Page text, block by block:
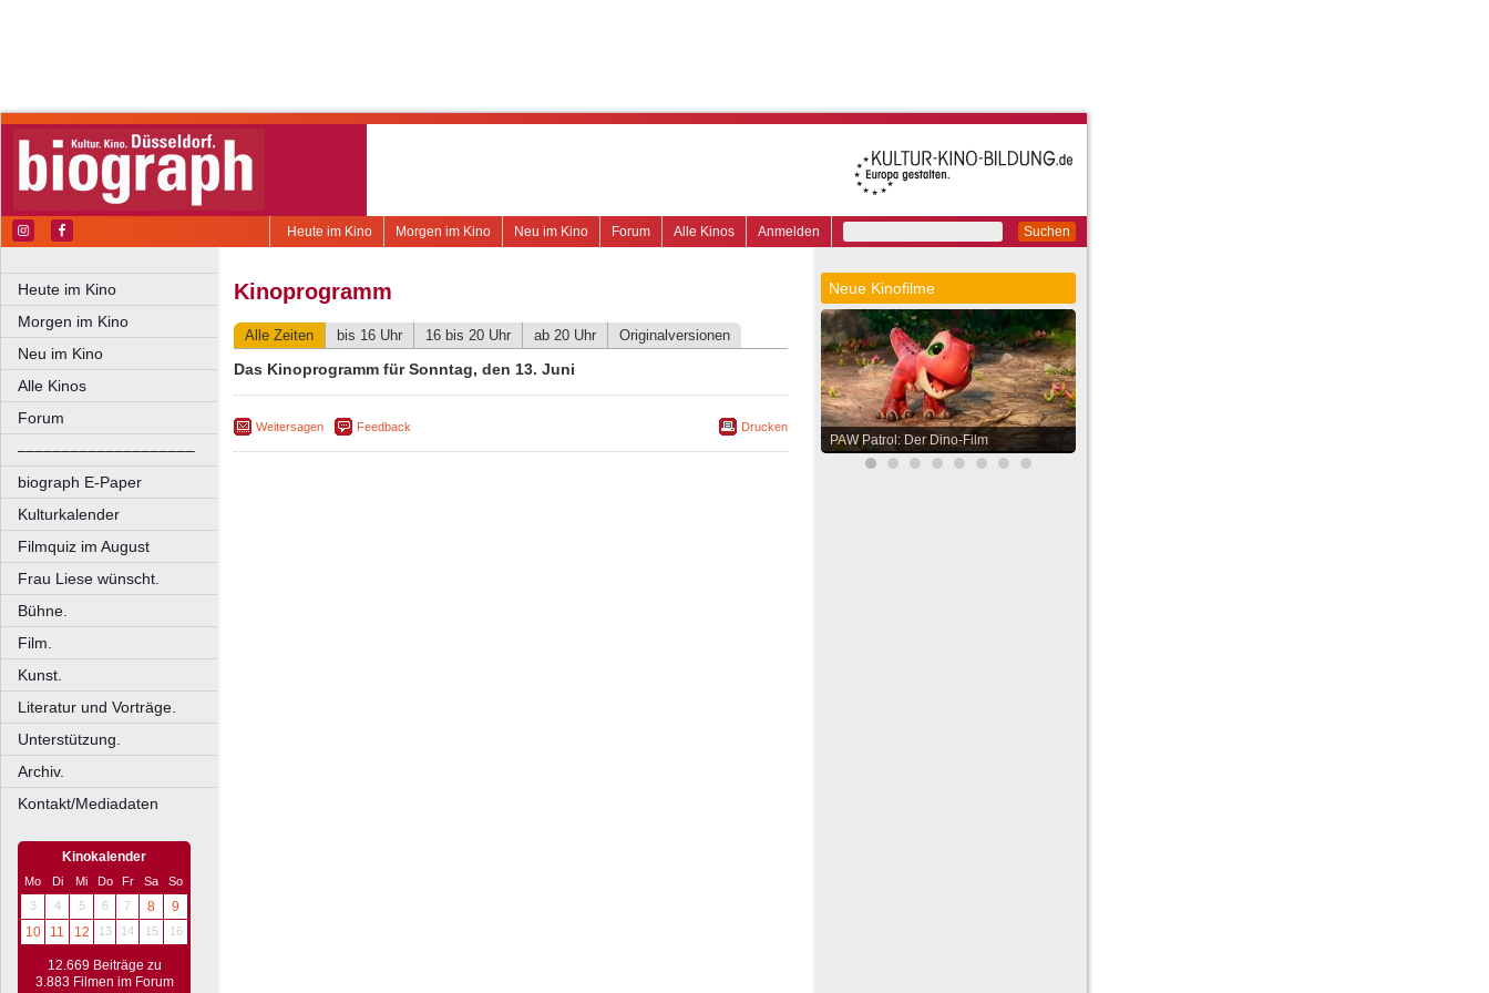
Suchen
Anmelden
Alle Kinos
Forum
Neu im Kino
Morgen im Kino
Heute im Kino
Heute im Kino
Morgen im Kino
Neu im Kino
Alle Kinos
Forum
––––––––––––––––––––
biograph E-Paper
Kulturkalender
Filmquiz im August
Frau Liese wünscht.
Bühne.
Film.
Kunst.
Literatur und Vorträge.
Unterstützung.
Archiv.
Kontakt/Mediadaten
Kinokalender
Mo Di Mi Do Fr Sa
So
3
4 5 6 7 8
9
10
11 12 13 14 15 16
12.669 Beiträge zu
3.883 Filmen im Forum
Kinoprogramm
Alle Zeiten bis 16 Uhr 16 bis 20 Uhr ab 20 Uhr Originalversionen
Das Kinoprogramm für Sonntag, den 13. Juni
Weitersagen Feedback Drucken
Neue Kinofilme
PAW Patrol: Der Dino-Film